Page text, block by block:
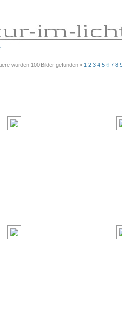
wurden 100 Bilder gefunden » 1 2 3 4 5 6 7 8